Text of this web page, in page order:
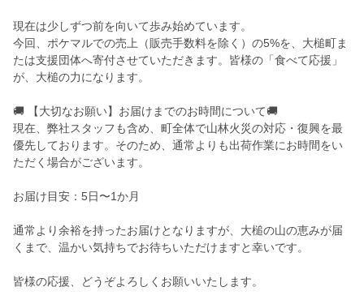
現在は少しずつ前を向いて歩み始めています。
今回、ポケマルでの売上（販売手数料を除く）の5%を、大槌町ま
たは支援団体へ寄付させていただきます。皆様の「食べて応援」
が、大槌の力になります。
🚚 【大切なお願い】お届けまでのお時間について🚚
現在、弊社スタッフも含め、町全体で山林火災の対応・復興を最
優先しております。そのため、通常よりも出荷作業にお時間をい
ただく場合がございます。
お届け目安：5日〜1か月
通常より余裕を持ったお届けとなりますが、大槌の山の恵みが届
くまで、温かい気持ちでお待ちいただけますと幸いです。
皆様の応援、どうぞよろしくお願いいたします。